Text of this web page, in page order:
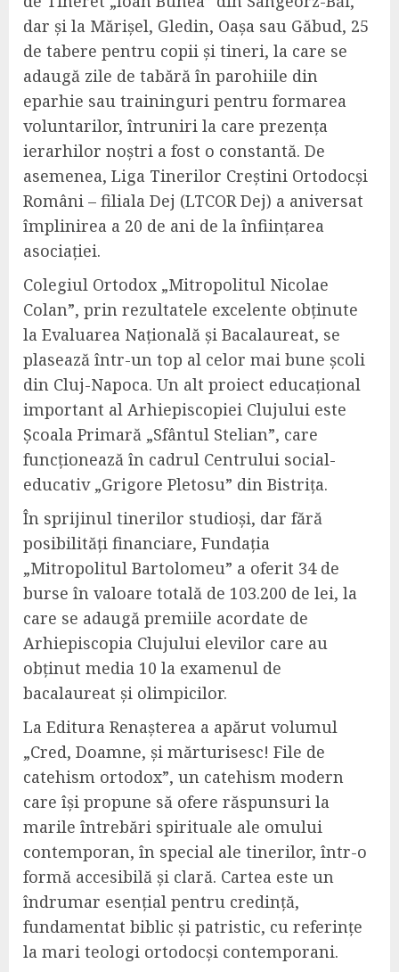
dar și la Mărișel, Gledin, Oașa sau Găbud, 25
de tabere pentru copii și tineri, la care se
adaugă zile de tabără în parohiile din
eparhie sau traininguri pentru formarea
voluntarilor, întruniri la care prezența
ierarhilor noștri a fost o constantă. De
asemenea, Liga Tinerilor Creștini Ortodocși
Români – filiala Dej (LTCOR Dej) a aniversat
împlinirea a 20 de ani de la înființarea
asociației.
Colegiul Ortodox „Mitropolitul Nicolae
Colan”, prin rezultatele excelente obținute
la Evaluarea Națională și Bacalaureat, se
plasează într-un top al celor mai bune școli
din Cluj-Napoca. Un alt proiect educațional
important al Arhiepiscopiei Clujului este
Școala Primară „Sfântul Stelian”, care
funcționează în cadrul Centrului social-
educativ „Grigore Pletosu” din Bistrița.
În sprijinul tinerilor studioși, dar fără
posibilități financiare, Fundația
„Mitropolitul Bartolomeu” a oferit 34 de
burse în valoare totală de 103.200 de lei, la
care se adaugă premiile acordate de
Arhiepiscopia Clujului elevilor care au
obținut media 10 la examenul de
bacalaureat și olimpicilor.
La Editura Renașterea a apărut volumul
„Cred, Doamne, și mărturisesc! File de
catehism ortodox”, un catehism modern
care își propune să ofere răspunsuri la
marile întrebări spirituale ale omului
contemporan, în special ale tinerilor, într-o
formă accesibilă și clară. Cartea este un
îndrumar esențial pentru credință,
fundamentat biblic și patristic, cu referințe
la mari teologi ortodocși contemporani.